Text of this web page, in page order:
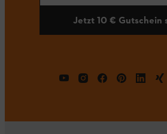
Jetzt 10 € Gutschein